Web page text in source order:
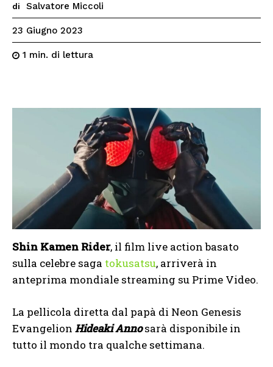
di Salvatore Miccoli
23 Giugno 2023
1 min. di lettura
Shin Kamen Rider, il film live action basato
sulla celebre saga tokusatsu, arriverà in
anteprima mondiale streaming su Prime Video.
La pellicola diretta dal papà di Neon Genesis
Evangelion Hideaki Annosarà disponibile in
tutto il mondo tra qualche settimana.